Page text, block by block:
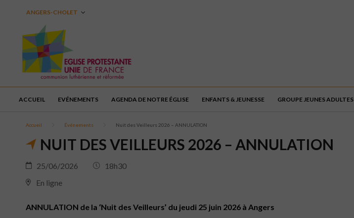
ANGERS-CHOLET
ACCUEIL EVÉNEMENTS AGENDA DE NOTRE ÉGLISE ENFANTS & JEUNESSE GROUPE JEUNES ADULTES
Accueil Événements Nuit des Veilleurs 2026 – ANNULATION
NUIT DES VEILLEURS 2026 – ANNULATION
25/06/2026
18h30
En ligne
ANNULATION de la ‘Nuit des Veilleurs’ du jeudi 25 juin 2026 à Angers